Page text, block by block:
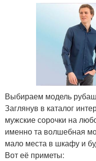
Выбираем модель
Заглянув в каталог
мужские сорочки на
именно та волшебная
мало места в шкафу и
Вот её приметы: